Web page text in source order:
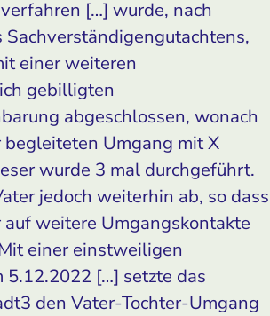
[…] wurde, nach
Sachverständigengutachtens,
einer weiteren
gebilligten
abgeschlossen, wonach
Umgang mit X
wurde 3 mal durchgeführt.
jedoch weiterhin ab, so dass
weitere Umgangskontakte
einer einstweiligen
5.12.2022 […] setzte das
den Vater-Tochter-Umgang